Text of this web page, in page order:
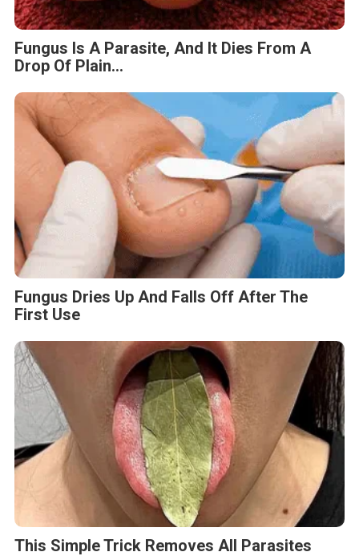
Fungus Is A Parasite, And It Dies From A
Drop Of Plain...
First Use